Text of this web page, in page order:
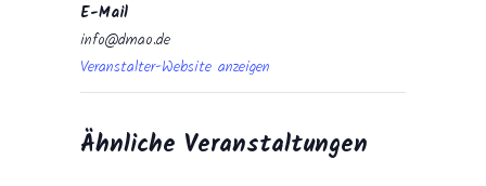
E-Mail
info@dmao.de
Veranstalter-Website anzeigen
Ähnliche Veranstaltungen